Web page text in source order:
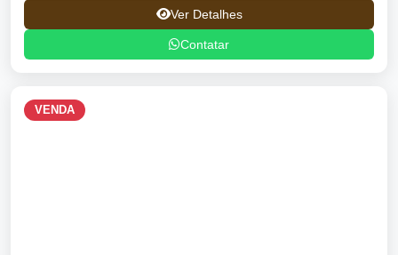
Ver Detalhes
Contatar
VENDA